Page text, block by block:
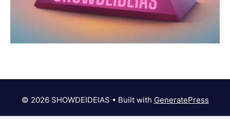
© 2026 SHOWDEIDEIAS • Built with GeneratePress